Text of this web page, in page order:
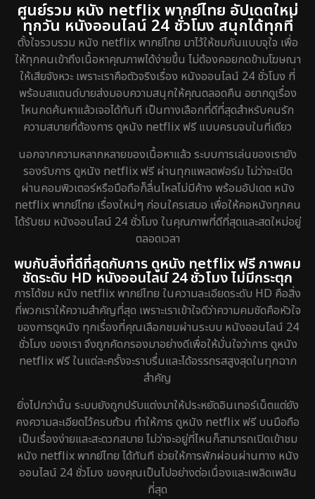
ศูนย์รวม หนัง netflix พากย์ไทย อัปเดตใหม่
ทุกวัน หนังออนไลน์ 24 ชั่วโมง สนุกได้ทุกที่
ตั้งใจรวบรวม หนัง netflix พากย์ไทย มาไว้ให้ชมกันแบบจุใจ เพื่อ
ให้ทุกคนเข้าถึงเนื้อหาคุณภาพได้ง่ายขึ้น ไม่ต้องคอยกดข้ามโฆษณา
ให้เสียจังหวะ เพราะเราคือตัวจริงเรื่อง หนังออนไลน์ 24 ชั่วโมง ที่
พร้อมสแตนด์บายส่งมอบความสนุกให้คุณตลอดคืน อยากดูเรื่อง
ไหนกดค้นหาแล้วเจอได้ทันที เป็นทางเลือกที่ดีที่สุดสำหรับคนรัก
ความสบายที่ต้องการ ดูหนัง netflix ฟรี แบบครบจบในที่เดียว
นอกจากความหลากหลายของเนื้อหาแล้ว ระบบการเล่นของเรายัง
รองรับการ ดูหนัง netflix ฟรี ผ่านทุกแพลตฟอร์ม ไม่ว่าจะเปิด
ผ่านคอมพิวเตอร์หรือมือถือก็ลื่นไหลไม่มีค้าง พร้อมอัปเดต หนัง
netflix พากย์ไทย เรื่องใหม่ๆ ก่อนใครเสมอ เพื่อให้คอหนังทุกคน
ได้รับชม หนังออนไลน์ 24 ชั่วโมง ในคุณภาพที่ดีที่สุดและสดใหม่อยู่
ตลอดเวลา
พบกับสิ่งที่ดีที่สุดกับการ ดูหนัง netflix ฟรี ภาพคม
ชัดระดับ HD หนังออนไลน์ 24 ชั่วโมง ไม่มีกระตุก
การได้ชม หนัง netflix พากย์ไทย ในความละเอียดระดับ HD คือสิ่ง
ที่พวกเราให้ความสำคัญที่สุด เพราะเราเข้าใจดีว่าความคมชัดคือหัวใจ
ของการดูหนัง ทุกเรื่องที่คุณเลือกชมผ่านระบบ หนังออนไลน์ 24
ชั่วโมง ของเรา จึงถูกคัดกรองมาอย่างดีเพื่อให้มั่นใจว่าการ ดูหนัง
netflix ฟรี ในแต่ละครั้งจะราบรื่นและได้อรรถรสสูงสุดในทุกฉาก
สำคัญ
ยิ่งไปกว่านั้น ระบบยังถูกปรับแต่งมาให้ประหยัดอินเทอร์เน็ตแต่ยัง
คงความละเอียดไว้ครบถ้วน ทำให้การ ดูหนัง netflix ฟรี บนมือถือ
เป็นเรื่องง่ายและสะดวกสบาย ไม่ว่าจะอยู่ที่ไหนก็สามารถเปิดเข้าชม
หนัง netflix พากย์ไทย ได้ทันที ช่วยให้การพักผ่อนผ่านทาง หนัง
ออนไลน์ 24 ชั่วโมง ของคุณเป็นไปอย่างต่อเนื่องและเพลิดเพลิน
ที่สุด